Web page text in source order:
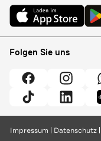
Folgen Sie uns
Impressum Datenschutz